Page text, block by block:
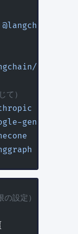
@langchain/core
core
）
genai
設定）